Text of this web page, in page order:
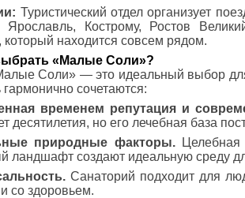
Туристический отдел организует
Ярославль, Кострому, Ростов
который находится совсем рядом.
«Малые Соли»?
Соли» — это идеальный выбор
сочетаются:
временем репутация и
десятилетия, но его лечебная база
природные факторы.Целебная
ландшафт создают идеальную среду
Санаторий подходит для
со здоровьем.